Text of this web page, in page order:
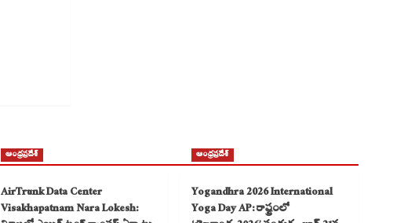
ఆంధ్రప్రదేశ్
AirTrunk Data Center
Visakhapatnam Nara Lokesh:
ఆంధ్రప్రదేశ్
Yogandhra 2026 International
Yoga Day AP: రాష్ట్రంలో